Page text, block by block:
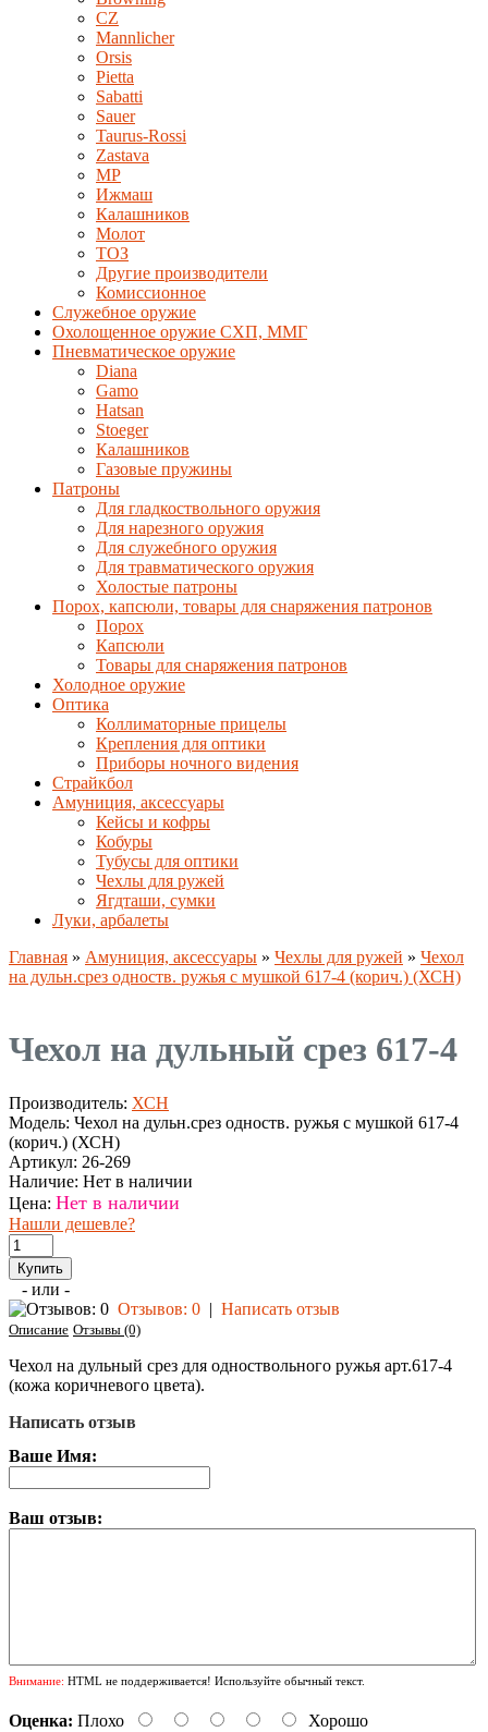
CZ
Mannlicher
Orsis
Pietta
Sabatti
Sauer
Taurus-Rossi
Zastava
MP
Ижмаш
Калашников
Молот
ТОЗ
Другие производители
Комиссионное
Служебное оружие
Охолощенное оружие СХП, ММГ
Пневматическое оружие
Diana
Gamo
Hatsan
Stoeger
Калашников
Газовые пружины
Патроны
Для гладкоствольного оружия
Для нарезного оружия
Для служебного оружия
Для травматического оружия
Холостые патроны
Порох, капсюли, товары для снаряжения патронов
Порох
Капсюли
Товары для снаряжения патронов
Холодное оружие
Оптика
Коллиматорные прицелы
Крепления для оптики
Приборы ночного видения
Страйкбол
Амуниция, аксессуары
Кейсы и кофры
Кобуры
Тубусы для оптики
Чехлы для ружей
Ягдташи, сумки
Луки, арбалеты
Главная » Амуниция, аксессуары » Чехлы для ружей » Чехол
на дульн.срез одноств. ружья с мушкой 617-4 (корич.) (ХСН)
Чехол на дульный срез 617-4
Производитель: ХСН
Модель: Чехол на дульн.срез одноств. ружья с мушкой 617-4
(корич.) (ХСН)
Артикул: 26-269
Наличие: Нет в наличии
Цена: Нет в наличии
Нашли дешевле?
- или -
Отзывов: 0 | Написать отзыв
Описание Отзывы (0)
Чехол на дульный срез для одноствольного ружья арт.617-4
(кожа коричневого цвета).
Написать отзыв
Ваше Имя:
Ваш отзыв:
Внимание: HTML не поддерживается! Используйте обычный текст.
Оценка: Плохо Хорошо